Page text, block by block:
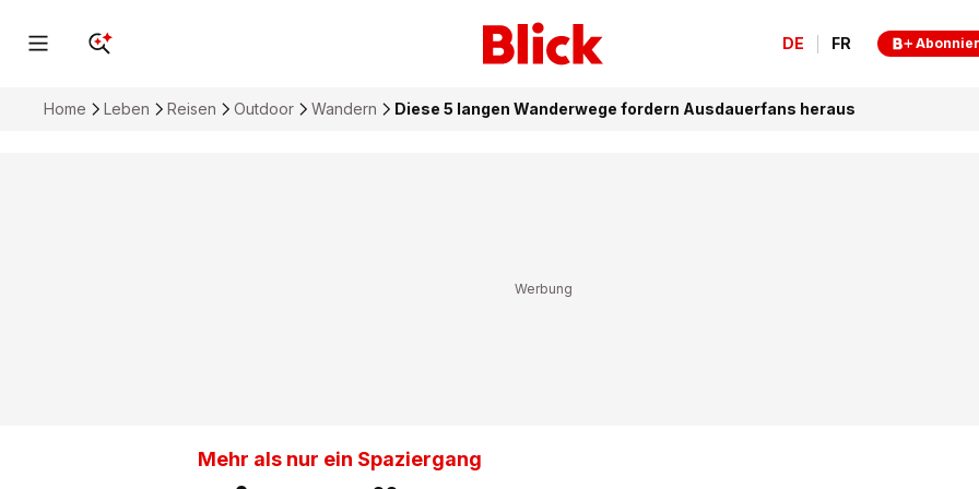
DE FR
Home Leben Reisen Outdoor Wandern Diese 5 langen Wanderwege fordern Ausdauerfans heraus
Mehr als nur ein Spaziergang